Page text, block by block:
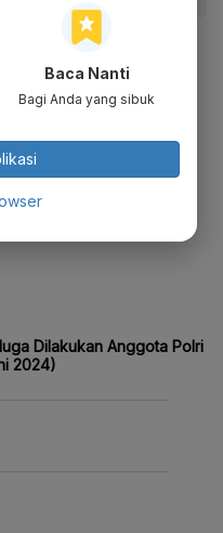
#Demonstrasi #DPR
#Gedung DPR
Baca Nanti
Bagi Anda yang sibuk